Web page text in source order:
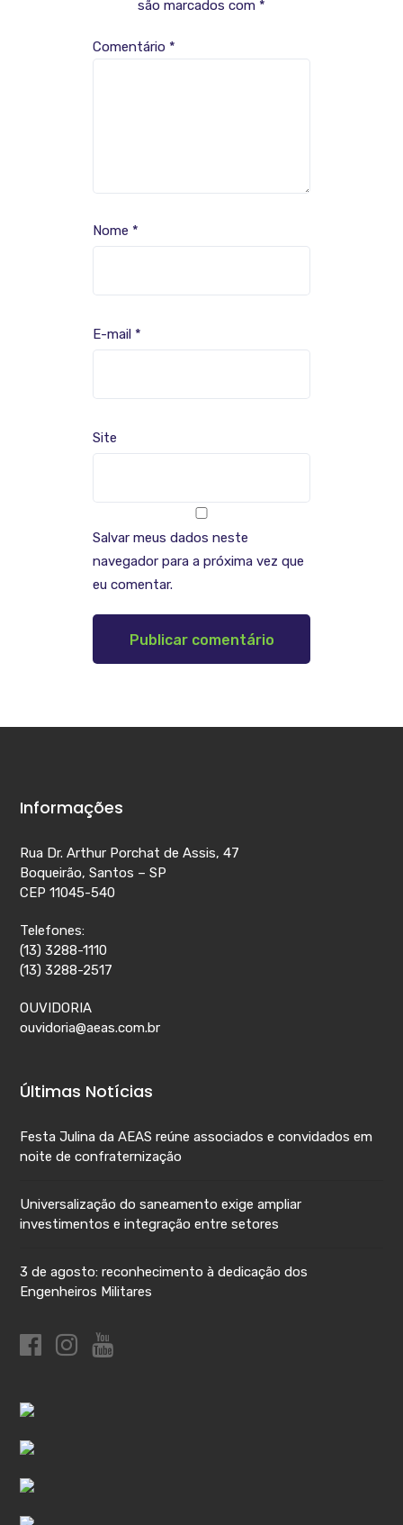
são marcados com *
Comentário *
Nome *
E-mail *
Site
Salvar meus dados neste
navegador para a próxima vez que
eu comentar.
Informações
Rua Dr. Arthur Porchat de Assis, 47
Boqueirão, Santos – SP
CEP 11045-540
Telefones:
(13) 3288-1110
(13) 3288-2517
OUVIDORIA
ouvidoria@aeas.com.br
Últimas Notícias
Festa Julina da AEAS reúne associados e convidados em
noite de confraternização
Universalização do saneamento exige ampliar
investimentos e integração entre setores
3 de agosto: reconhecimento à dedicação dos
Engenheiros Militares